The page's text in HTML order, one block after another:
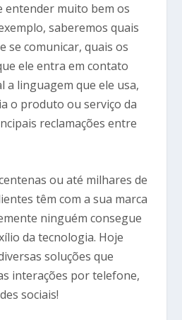
entender muito bem os
saberemos quais
se comunicar, quais os
ele entra em contato
a linguagem que ele usa,
o produto ou serviço da
reclamações entre
ou até milhares de
têm com a sua marca
ninguém consegue
da tecnologia. Hoje
soluções que
interações por telefone,
sociais!